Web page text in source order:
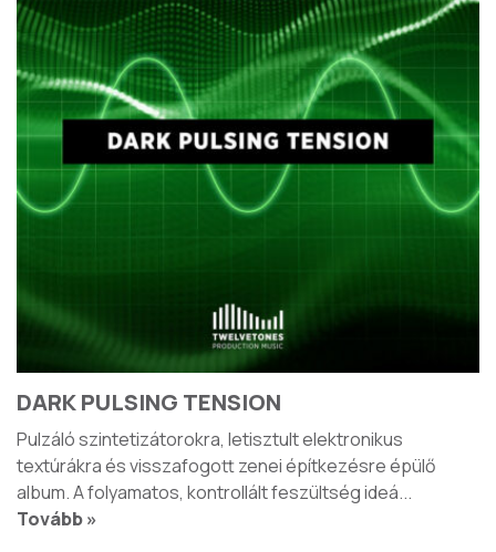
DARK PULSING TENSION
Pulzáló szintetizátorokra, letisztult elektronikus
textúrákra és visszafogott zenei építkezésre épülő
album. A folyamatos, kontrollált feszültség ideá...
Tovább »